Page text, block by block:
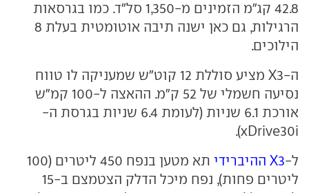
42.8 קג"מ הזמינים מ-1,350 סל"ד. כמו בגרסאות
הרגילות, גם כאן ישנה תיבה אוטומטית בעלת 8
הילוכים.
ה-X3 מציע סוללת 12 קוט"ש שמעניקה לו טווח
נסיעה חשמלי של 52 ק"מ. ההאצה ל-100 קמ"ש
אורכת 6.1 שניות (לעומת 6.4 שניות בגרסת ה-
xDrive30i).
ל-X3 ההיברידי
תא מטען בנפח 450 ליטרים (100
ליטרים פחות), נפח מיכל הדלק הצטמצם ב-15